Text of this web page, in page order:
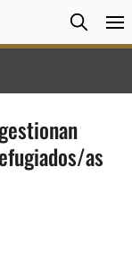
Search
as